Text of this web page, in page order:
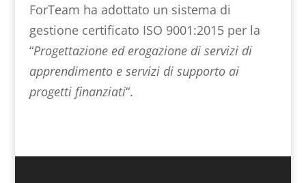
ForTeam ha adottato un sistema di
gestione certificato ISO 9001:2015 per la
“Progettazione ed erogazione di servizi di
apprendimento e servizi di supporto ai
progetti finanziati“.